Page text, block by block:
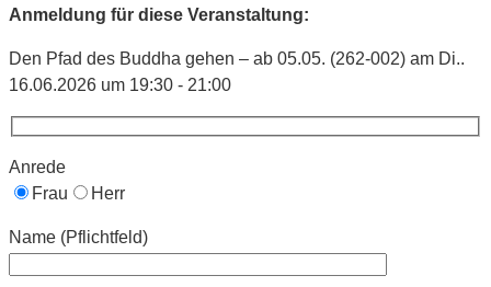
Anmeldung für diese Veranstaltung:
Den Pfad des Buddha gehen – ab 05.05. (262-002) am Di..
16.06.2026 um 19:30 - 21:00
Anrede
Frau
Herr
Name (Pflichtfeld)